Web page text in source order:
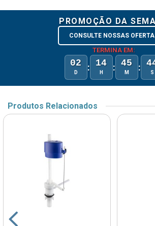
PROMOÇÃO DA
CONSULTE NOSSAS
TERMINA EM:
02
D : 14
H : 45
M : S
Produtos Relacionados